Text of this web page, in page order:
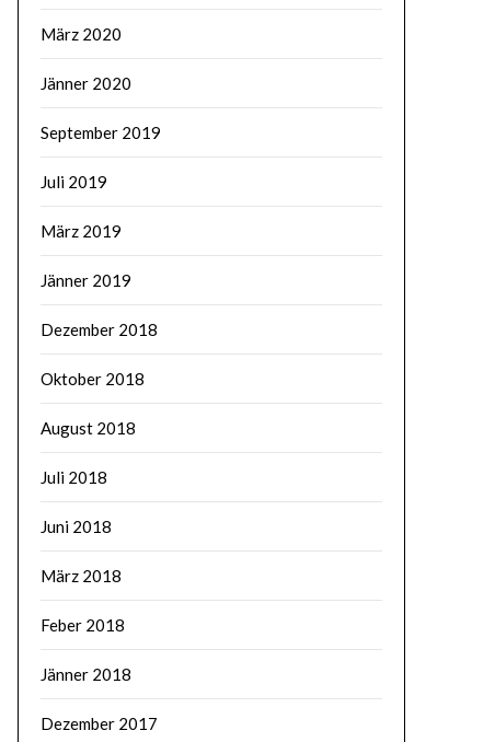
März 2020
Jänner 2020
September 2019
Juli 2019
März 2019
Jänner 2019
Dezember 2018
Oktober 2018
August 2018
Juli 2018
Juni 2018
März 2018
Feber 2018
Jänner 2018
Dezember 2017